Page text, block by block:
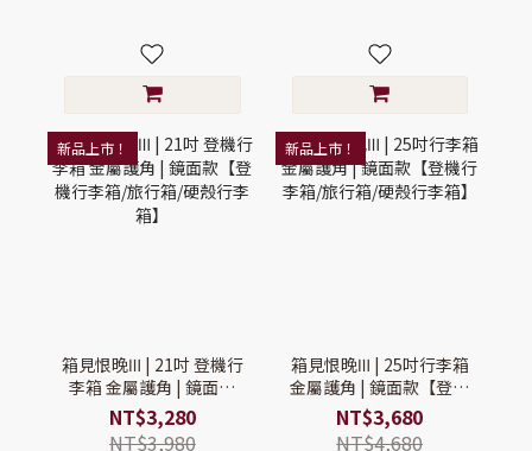
新品上市！
箱見恨晚Ⅲ | 21吋 登機行
李箱 金屬護角 | 鏡面款
【登機行李箱/旅行箱/硬
殼行李箱】
NT$3,280
NT$3,980
新品上市！
箱見恨晚Ⅲ | 25吋行李箱
金屬護角 | 鏡面款【登機
行李箱/旅行箱/硬殼行李
箱】
NT$3,680
NT$4,680